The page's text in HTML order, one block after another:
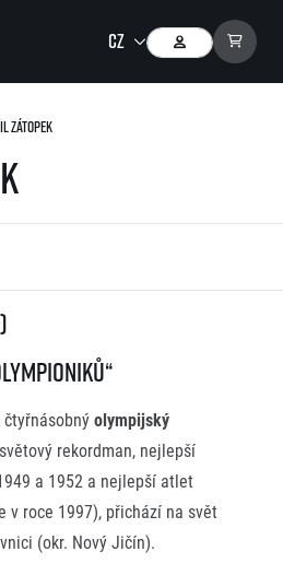
Zátopek
olympijský
rekordman, nejlepší
a 1952 a nejlepší atlet
v roce 1997), přichází na svět
(okr. Nový Jičín).
Close navigation